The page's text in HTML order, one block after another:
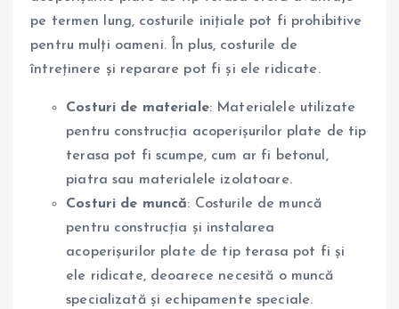
pe termen lung, costurile inițiale pot fi prohibitive
pentru mulți oameni. În plus, costurile de
întreținere și reparare pot fi și ele ridicate.
Costuri de materiale: Materialele utilizate
pentru construcția acoperișurilor plate de tip
terasa pot fi scumpe, cum ar fi betonul,
piatra sau materialele izolatoare.
Costuri de muncă: Costurile de muncă
pentru construcția și instalarea
acoperișurilor plate de tip terasa pot fi și
ele ridicate, deoarece necesită o muncă
specializată și echipamente speciale.